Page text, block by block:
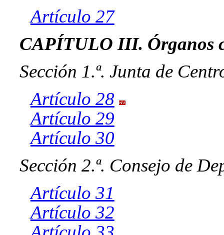
Artículo 27
CAPÍTULO III. Órganos
Sección 1.ª. Junta de
Artículo 28
Artículo 29
Artículo 30
Sección 2.ª. Consejo de
Artículo 31
Artículo 32